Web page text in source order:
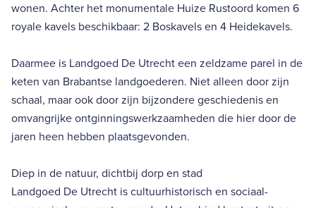
wonen. Achter het monumentale Huize Rustoord komen 6
royale kavels beschikbaar: 2 Boskavels en 4 Heidekavels.
Daarmee is Landgoed De Utrecht een zeldzame parel in de
keten van Brabantse landgoederen. Niet alleen door zijn
schaal, maar ook door zijn bijzondere geschiedenis en
omvangrijke ontginningswerkzaamheden die hier door de
jaren heen hebben plaatsgevonden.
Diep in de natuur, dichtbij dorp en stad
Landgoed De Utrecht is cultuurhistorisch en sociaal-